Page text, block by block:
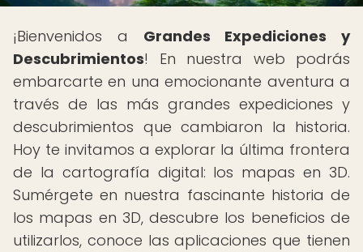
¡Bienvenidos a Grandes Expediciones y
Descubrimientos! En nuestra web podrás
embarcarte en una emocionante aventura a
través de las más grandes expediciones y
descubrimientos que cambiaron la historia.
Hoy te invitamos a explorar la última frontera
de la cartografía digital: los mapas en 3D.
Sumérgete en nuestra fascinante historia de
los mapas en 3D, descubre los beneficios de
utilizarlos, conoce las aplicaciones que tienen